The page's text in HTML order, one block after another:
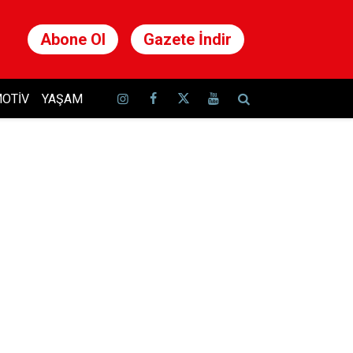
Abone Ol Gazete İndir
YAŞAM